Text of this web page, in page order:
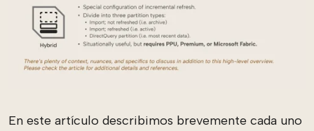
En este artículo describimos brevemente cada uno